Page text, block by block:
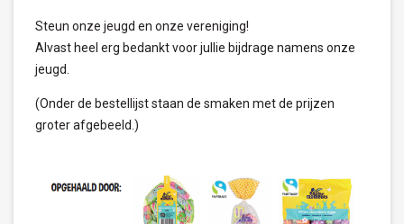
Steun onze jeugd en onze vereniging!
Alvast heel erg bedankt voor jullie bijdrage namens onze
jeugd.
(Onder de bestellijst staan de smaken met de prijzen
groter afgebeeld.)